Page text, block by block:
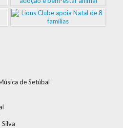
de Setúbal